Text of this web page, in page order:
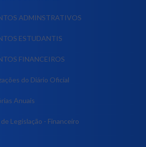
ADMINSTRATIVOS
ESTUDANTIS
FINANCEIROS
do Diário Oficial
Anuais
Legislação - Financeiro